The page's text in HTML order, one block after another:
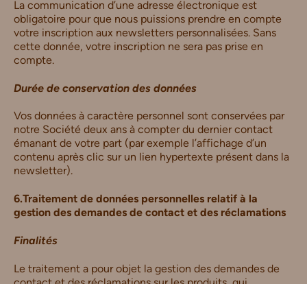
La communication d’une adresse électronique est
obligatoire pour que nous puissions prendre en compte
votre inscription aux newsletters personnalisées. Sans
cette donnée, votre inscription ne sera pas prise en
compte.
Durée de conservation des données
Vos données à caractère personnel sont conservées par
notre Société deux ans à compter du dernier contact
émanant de votre part (par exemple l’affichage d’un
contenu après clic sur un lien hypertexte présent dans la
newsletter).
6.Traitement de données personnelles relatif à la
gestion des demandes de contact et des réclamations
Finalités
Le traitement a pour objet la gestion des demandes de